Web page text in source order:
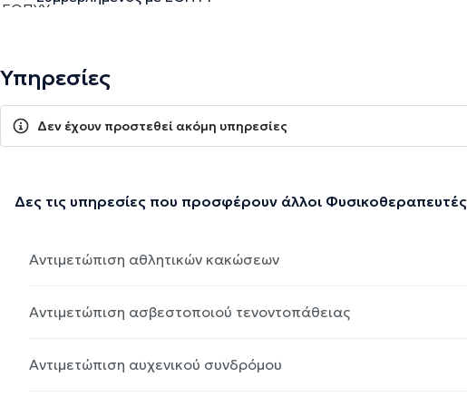
Υπηρεσίες
Δεν έχουν προστεθεί ακόμη υπηρεσίες
Δες τις υπηρεσίες που προσφέρουν άλλοι Φυσικοθεραπευτές
Αντιμετώπιση αθλητικών κακώσεων
Αντιμετώπιση ασβεστοποιού τενοντοπάθειας
Αντιμετώπιση αυχενικού συνδρόμου